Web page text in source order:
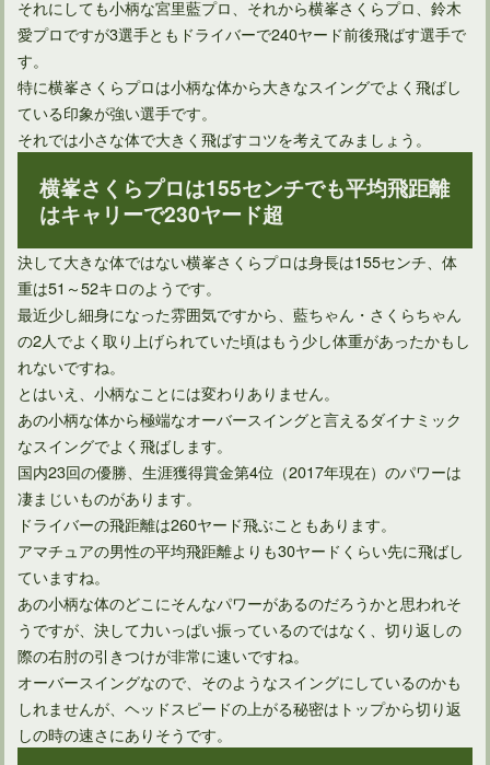
ドライバーの引っ掛けはシャフトの前に確認することがある
ユーティリティは打ち方によってボール位置を変えればOK！
それにしても小柄な宮里藍プロ、それから横峯さくらプロ、鈴木
愛プロですが3選手ともドライバーで240ヤード前後飛ばす選手で
す。
特に横峯さくらプロは小柄な体から大きなスイングでよく飛ばし
ている印象が強い選手です。
それでは小さな体で大きく飛ばすコツを考えてみましょう。
横峯さくらプロは155センチでも平均飛距離
はキャリーで230ヤード超
決して大きな体ではない横峯さくらプロは身長は155センチ、体
重は51～52キロのようです。
最近少し細身になった雰囲気ですから、藍ちゃん・さくらちゃん
の2人でよく取り上げられていた頃はもう少し体重があったかもし
れないですね。
とはいえ、小柄なことには変わりありません。
あの小柄な体から極端なオーバースイングと言えるダイナミック
なスイングでよく飛ばします。
国内23回の優勝、生涯獲得賞金第4位（2017年現在）のパワーは
凄まじいものがあります。
ドライバーの飛距離は260ヤード飛ぶこともあります。
アマチュアの男性の平均飛距離よりも30ヤードくらい先に飛ばし
ていますね。
あの小柄な体のどこにそんなパワーがあるのだろうかと思われそ
うですが、決して力いっぱい振っているのではなく、切り返しの
際の右肘の引きつけが非常に速いですね。
オーバースイングなので、そのようなスイングにしているのかも
しれませんが、ヘッドスピードの上がる秘密はトップから切り返
しの時の速さにありそうです。